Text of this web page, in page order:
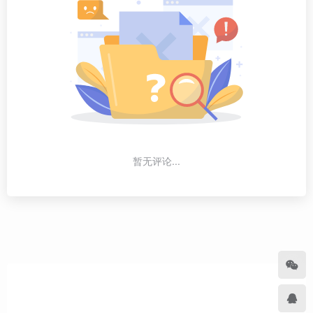
暂无评论...